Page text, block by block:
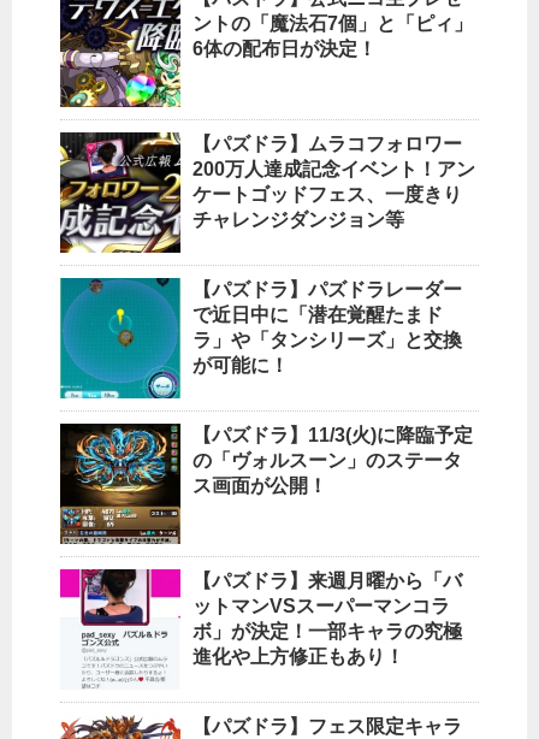
ントの「魔法石7個」と「ピィ」
6体の配布日が決定！
【パズドラ】ムラコフォロワー
200万人達成記念イベント！アン
ケートゴッドフェス、一度きり
チャレンジダンジョン等
【パズドラ】パズドラレーダー
で近日中に「潜在覚醒たまド
ラ」や「タンシリーズ」と交換
が可能に！
【パズドラ】11/3(火)に降臨予定
の「ヴォルスーン」のステータ
ス画面が公開！
【パズドラ】来週月曜から「バ
ットマンVSスーパーマンコラ
ボ」が決定！一部キャラの究極
進化や上方修正もあり！
【パズドラ】フェス限定キャラ